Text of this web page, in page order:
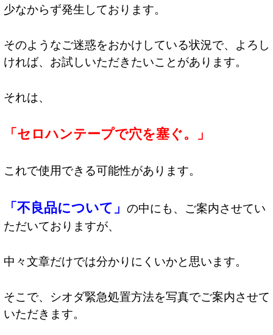
少なからず発生しております。
そのようなご迷惑をおかけしている状況で、よろし
ければ、お試しいただきたいことがあります。
それは、
「セロハンテープで穴を塞ぐ。」
これで使用できる可能性があります。
「不良品について」 の中にも、ご案内させてい
ただいておりますが、
中々文章だけでは分かりにくいかと思います。
そこで、シオダ緊急処置方法を写真でご案内させて
いただきます。